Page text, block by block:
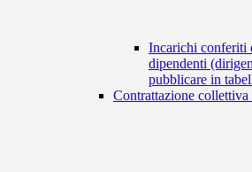
Incarichi conferiti
dipendenti
pubblicare in
Contrattazione collettiva